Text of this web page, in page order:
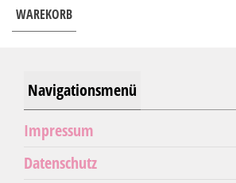
WAREKORB
Navigationsmenü
Impressum
Datenschutz